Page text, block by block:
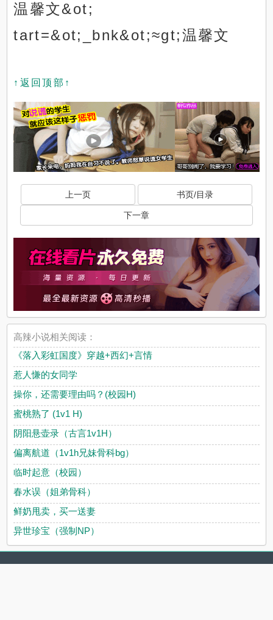
温馨文&ot;
tart=&ot;_bnk&ot;≈gt;温馨文
↑返回顶部↑
上一页 书页/目录
下一章
高辣小说相关阅读：
《落入彩虹国度》穿越+西幻+言情
惹人慊的女同学
操你，还需要理由吗？(校园H)
蜜桃熟了 (1v1 H)
阴阳悬壶录（古言1v1H）
偏离航道（1v1h兄妹骨科bg）
临时起意（校园）
春水误（姐弟骨科）
鲜奶甩卖，买一送妻
异世珍宝（强制NP）